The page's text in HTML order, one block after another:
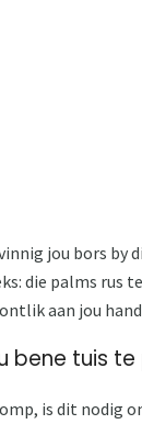
jou bors by
die palms rus
aan jou
bene tuis
is dit nodig